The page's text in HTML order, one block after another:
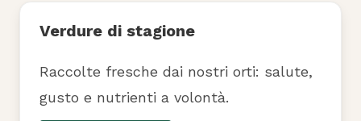
Verdure di stagione
Raccolte fresche dai nostri orti: salute,
gusto e nutrienti a volontà.